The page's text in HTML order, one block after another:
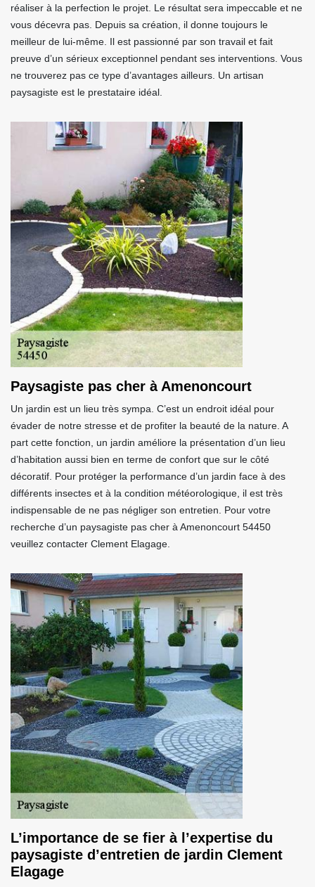
réaliser à la perfection le projet. Le résultat sera impeccable et ne
vous décevra pas. Depuis sa création, il donne toujours le
meilleur de lui-même. Il est passionné par son travail et fait
preuve d’un sérieux exceptionnel pendant ses interventions. Vous
ne trouverez pas ce type d’avantages ailleurs. Un artisan
paysagiste est le prestataire idéal.
Paysagiste pas cher à Amenoncourt
Un jardin est un lieu très sympa. C’est un endroit idéal pour
évader de notre stresse et de profiter la beauté de la nature. A
part cette fonction, un jardin améliore la présentation d’un lieu
d’habitation aussi bien en terme de confort que sur le côté
décoratif. Pour protéger la performance d’un jardin face à des
différents insectes et à la condition météorologique, il est très
indispensable de ne pas négliger son entretien. Pour votre
recherche d’un paysagiste pas cher à Amenoncourt 54450
veuillez contacter Clement Elagage.
L’importance de se fier à l’expertise du
paysagiste d’entretien de jardin Clement
Elagage